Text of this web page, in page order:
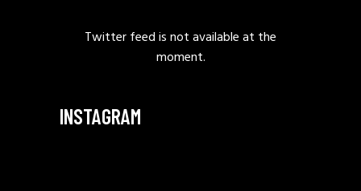
Twitter feed is not available at the
moment.
INSTAGRAM